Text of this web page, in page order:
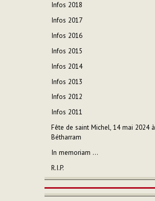
Infos 2018
Infos 2017
Infos 2016
Infos 2015
Infos 2014
Infos 2013
Infos 2012
Infos 2011
Fête de saint Michel, 14 mai 2024 à
Bétharram
In memoriam ...
R.I.P.